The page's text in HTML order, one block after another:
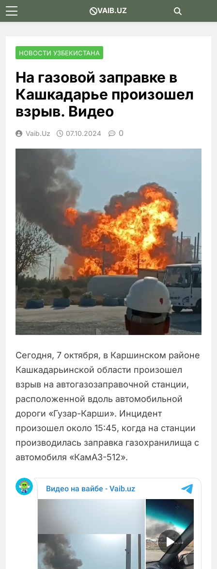
Skip
to
VAIB.UZ
НОВОСТИ УЗБЕКИСТАНА
На газовой заправке в
Кашкадарье произошел
взрыв. Видео
Vaib.uz 07.10.2024 0
Сегодня, 7 октября, в Каршинском районе
Кашкадарьинской области произошел
взрыв на автогазозаправочной станции,
расположенной вдоль автомобильной
дороги «Гузар-Карши». Инцидент
произошел около 15:45, когда на станции
производилась заправка газохранилища с
автомобиля «КамАЗ-512».